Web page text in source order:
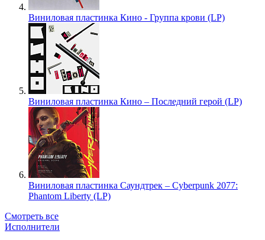
Виниловая пластинка Кино - Группа крови (LP)
Виниловая пластинка Кино – Последний герой (LP)
Виниловая пластинка Саундтрек – Cyberpunk 2077:
Phantom Liberty (LP)
Смотреть все
Исполнители